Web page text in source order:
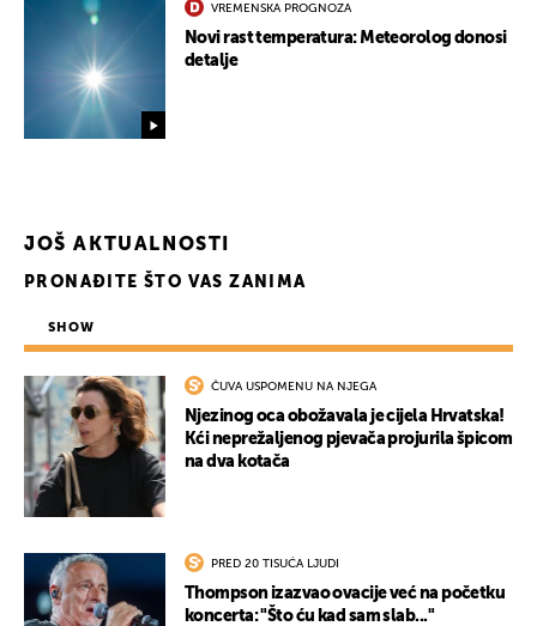
VREMENSKA PROGNOZA
Novi rast temperatura: Meteorolog donosi
detalje
JOŠ AKTUALNOSTI
PRONAĐITE ŠTO VAS ZANIMA
SHOW
ČUVA USPOMENU NA NJEGA
Njezinog oca obožavala je cijela Hrvatska!
Kći neprežaljenog pjevača projurila špicom
na dva kotača
PRED 20 TISUĆA LJUDI
Thompson izazvao ovacije već na početku
koncerta: "Što ću kad sam slab..."